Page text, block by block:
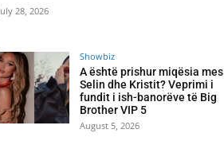
28, 2026
Showbiz
A është prishur miqësia mes
Selin dhe Kristit? Veprimi i
fundit i ish-banorëve të Big
Brother VIP 5
August 5, 2026